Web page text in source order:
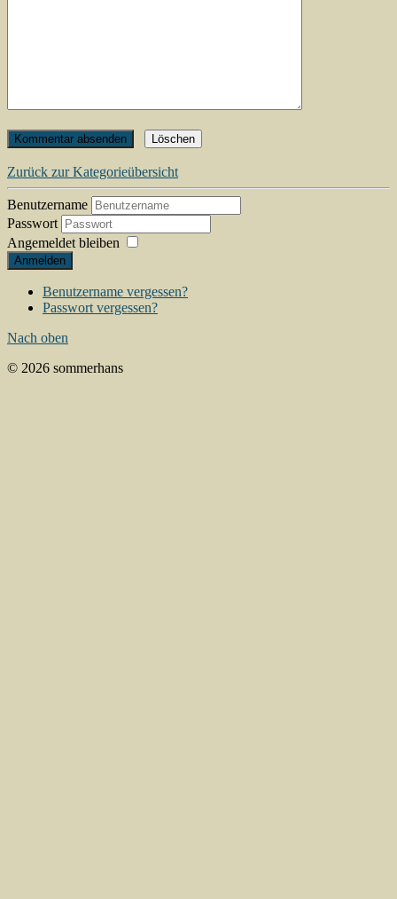
Zurück zur Kategorieübersicht
Benutzername
Passwort
Angemeldet bleiben
Anmelden
Benutzername vergessen?
Passwort vergessen?
Nach oben
© 2026 sommerhans